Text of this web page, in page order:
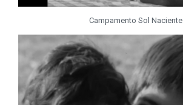
Campamento Sol Naciente